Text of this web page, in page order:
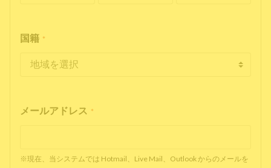
国籍 *
メールアドレス *
※現在、当システムでは Hotmail、Live Mail、Outlook からのメールを